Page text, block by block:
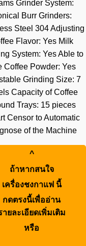
Grinder System:
Burr Grinders:
Steel 304 Adjusting
Flavor: Yes Milk
System: Yes Able to
Coffee Powder: Yes
Grinding Size: 7
Capacity of Coffee
Trays: 15 pieces
Censor to Automatic
of the Machine
^
ถ้าหากสนใจ
เครื่องชงกาแฟ นี้
กดตรงนี้เพื่ออ่าน
ายละเอียดเพิ่มเติม
หรือ